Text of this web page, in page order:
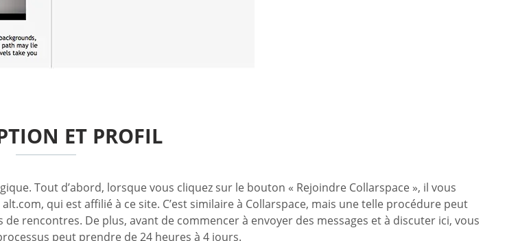
ET PROFIL
Tout d’abord, lorsque vous cliquez sur le bouton « Rejoindre Collarspace », il vous
qui est affilié à ce site. C’est similaire à Collarspace, mais une telle procédure peut
rencontres. De plus, avant de commencer à envoyer des messages et à discuter ici, vous
peut prendre de 24 heures à 4 jours.